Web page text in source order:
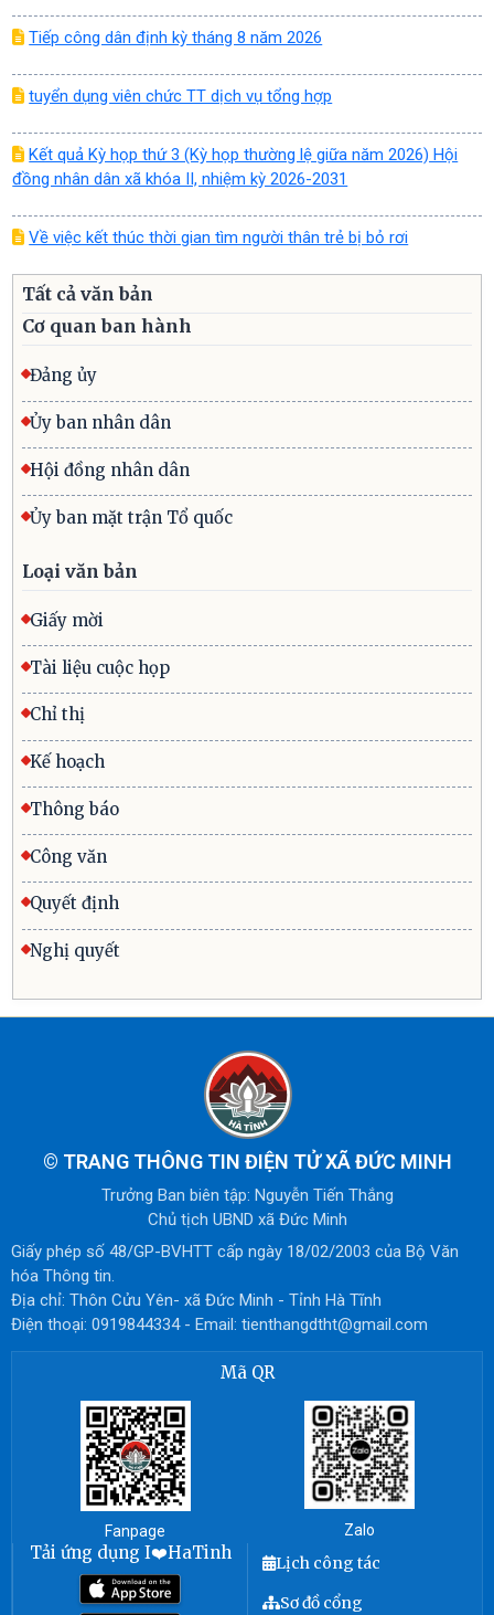
Tiếp công dân định kỳ tháng 8 năm 2026
tuyển dụng viên chức TT dịch vụ tổng hợp
Kết quả Kỳ họp thứ 3 (Kỳ họp thường lệ giữa năm 2026) Hội
đồng nhân dân xã khóa II, nhiệm kỳ 2026-2031
Về việc kết thúc thời gian tìm người thân trẻ bị bỏ rơi
Tất cả văn bản
Cơ quan ban hành
Đảng ủy
Ủy ban nhân dân
Hội đồng nhân dân
Ủy ban mặt trận Tổ quốc
Loại văn bản
Giấy mời
Tài liệu cuộc họp
Chỉ thị
Kế hoạch
Thông báo
Công văn
Quyết định
Nghị quyết
© TRANG THÔNG TIN ĐIỆN TỬ XÃ ĐỨC MINH
Trưởng Ban biên tập: Nguyễn Tiến Thắng
Chủ tịch UBND xã Đức Minh
Giấy phép số 48/GP-BVHTT cấp ngày 18/02/2003 của Bộ Văn
hóa Thông tin.
Địa chỉ: Thôn Cửu Yên- xã Đức Minh - Tỉnh Hà Tĩnh
Điện thoại: 0919844334 - Email: tienthangdtht@gmail.com
Mã QR
Fanpage Zalo
Tải ứng dụng I❤️HaTinh
Lịch công tác
Sơ đồ cổng